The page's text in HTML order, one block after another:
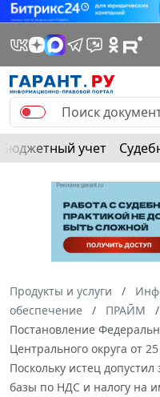
Бюджетный учет
Продукты и услуги
обеспечение
ПРАЙМ
Постановление
Центрального округа от
Поскольку истец
базы по НДС и налогу на